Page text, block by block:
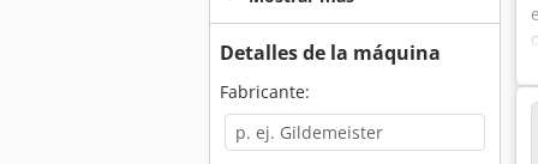
Detalles de la máquina
Fabricante: